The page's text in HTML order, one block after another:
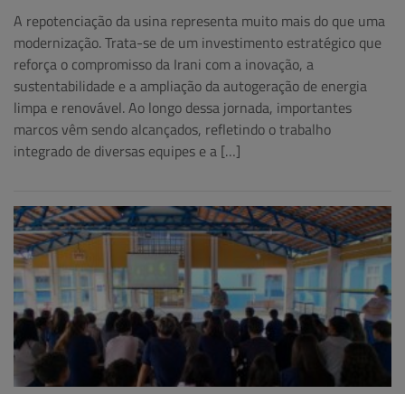
A repotenciação da usina representa muito mais do que uma
modernização. Trata-se de um investimento estratégico que
reforça o compromisso da Irani com a inovação, a
sustentabilidade e a ampliação da autogeração de energia
limpa e renovável. Ao longo dessa jornada, importantes
marcos vêm sendo alcançados, refletindo o trabalho
integrado de diversas equipes e a […]